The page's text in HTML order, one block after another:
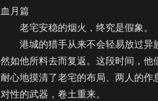
血月篇
老宅安稳的烟火，终究是假象。
港城的猎手从来不会轻易放过异
然如他所料去而复返。这段时间，他
耐心地摸清了老宅的布局、两人的
对性的武器，卷土重来。